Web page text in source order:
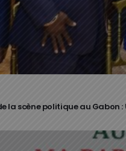
la scène politique au Gabon